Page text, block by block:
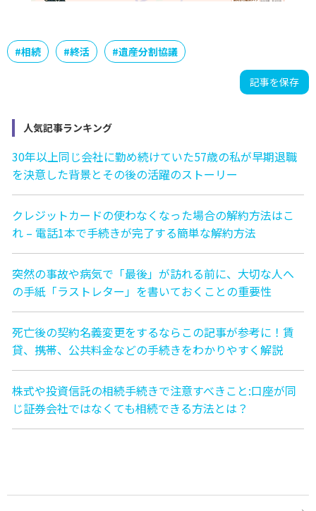
#相続 #終活 #遺産分割協議
記事を保存
人気記事ランキング
30年以上同じ会社に勤め続けていた57歳の私が早期退職
を決意した背景とその後の活躍のストーリー
クレジットカードの使わなくなった場合の解約方法はこ
れ – 電話1本で手続きが完了する簡単な解約方法
突然の事故や病気で「最後」が訪れる前に、大切な人へ
の手紙「ラストレター」を書いておくことの重要性
死亡後の契約名義変更をするならこの記事が参考に！賃
貸、携帯、公共料金などの手続きをわかりやすく解説
株式や投資信託の相続手続きで注意すべきこと:口座が同
じ証券会社ではなくても相続できる方法とは？